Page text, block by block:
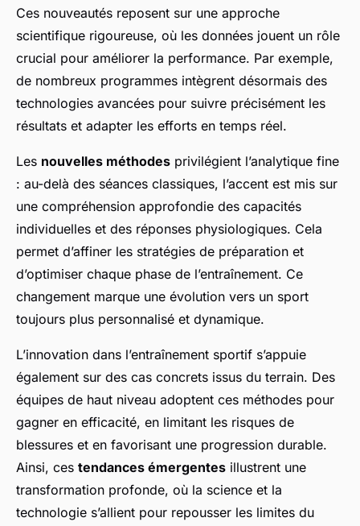
Ces nouveautés reposent sur une approche
scientifique rigoureuse, où les données jouent un rôle
crucial pour améliorer la performance. Par exemple,
de nombreux programmes intègrent désormais des
technologies avancées pour suivre précisément les
résultats et adapter les efforts en temps réel.
Les nouvelles méthodes privilégient l’analytique fine
: au-delà des séances classiques, l’accent est mis sur
une compréhension approfondie des capacités
individuelles et des réponses physiologiques. Cela
permet d’affiner les stratégies de préparation et
d’optimiser chaque phase de l’entraînement. Ce
changement marque une évolution vers un sport
toujours plus personnalisé et dynamique.
L’innovation dans l’entraînement sportif s’appuie
également sur des cas concrets issus du terrain. Des
équipes de haut niveau adoptent ces méthodes pour
gagner en efficacité, en limitant les risques de
blessures et en favorisant une progression durable.
Ainsi, ces tendances émergentes illustrent une
transformation profonde, où la science et la
technologie s’allient pour repousser les limites du